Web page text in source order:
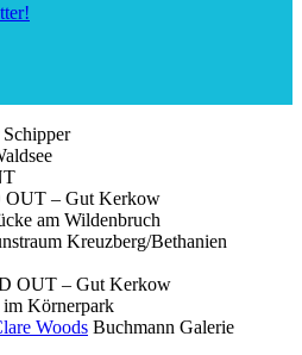
Schipper
OUT – Gut Kerkow
am Wildenbruch
Kreuzberg/Bethanien
OUT – Gut Kerkow
im Körnerpark
Woods Buchmann Galerie